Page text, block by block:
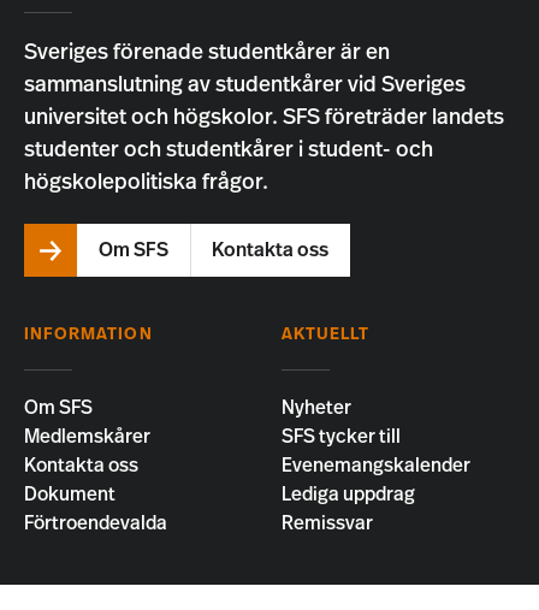
Sveriges förenade studentkårer är en
sammanslutning av studentkårer vid Sveriges
universitet och högskolor. SFS företräder landets
studenter och studentkårer i student- och
högskolepolitiska frågor.
Om SFS Kontakta oss
INFORMATION
Om SFS
Medlemskårer
Kontakta oss
Dokument
Förtroendevalda
AKTUELLT
Nyheter
SFS tycker till
Evenemangskalender
Lediga uppdrag
Remissvar